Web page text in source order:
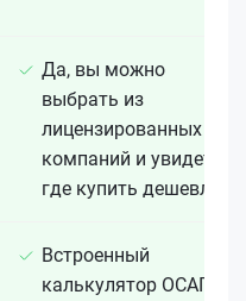
Да, вы можно
выбрать из
лицензированных 15+
компаний и увидеть,
где купить дешевле
Встроенный
калькулятор ОСАГО